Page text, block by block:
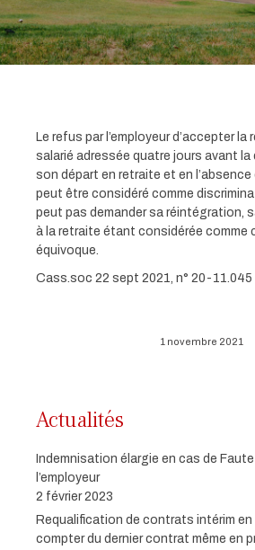
Le refus par l’employeur d’accepter la
salarié adressée quatre jours avant
son départ en retraite et en l’absence
peut être considéré comme
peut pas demander sa réintégration,
à la retraite étant considérée comme
équivoque.
Cass.soc 22 sept 2021, n° 20-11.045
1 novembre 2021
Actualités
Indemnisation élargie en cas de
l’employeur
2 février 2023
Requalification de contrats intérim en
compter du dernier contrat même en